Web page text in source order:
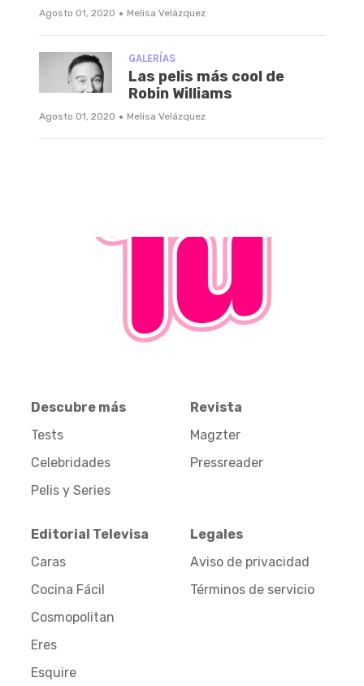
Agosto 01, 2020 · Melisa Velázquez
GALERÍAS
Las pelis más cool de
Robin Williams
Agosto 01, 2020 · Melisa Velázquez
Descubre más
Tests
Celebridades
Pelis y Series
Revista
Magzter
Pressreader
Editorial Televisa
Caras
Cocina Fácil
Cosmopolitan
Eres
Esquire
Legales
Aviso de privacidad
Términos de servicio